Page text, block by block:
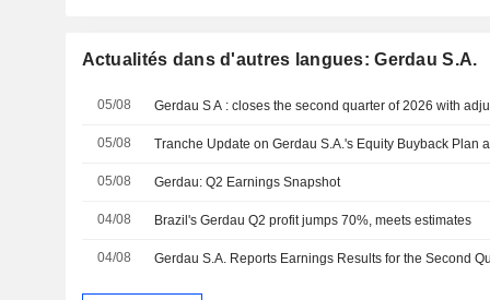
Actualités dans d'autres langues: Gerdau S.A.
05/08
05/08
05/08 Gerdau: Q2 Earnings Snapshot
04/08 Brazil's Gerdau Q2 profit jumps 70%, meets estimates
04/08